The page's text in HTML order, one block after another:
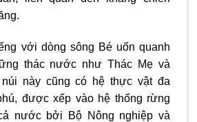
với dòng sông Bé uốn quanh
thác nước như Thác Mẹ và
này cũng có hệ thực vật đa
được xếp vào hệ thống rừng
nước bởi Bộ Nông nghiệp và